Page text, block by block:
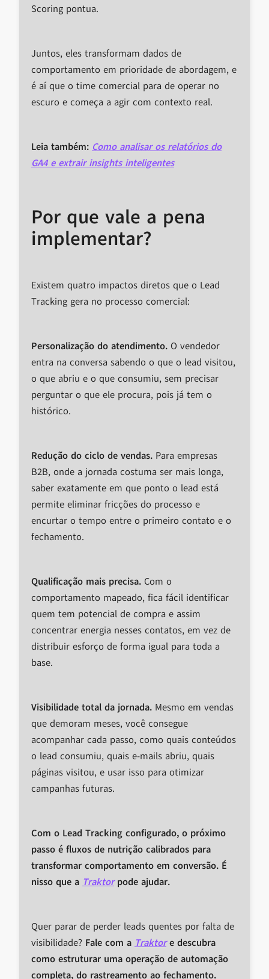
Scoring pontua.
Juntos, eles transformam dados de
comportamento em prioridade de abordagem, e
é aí que o time comercial para de operar no
escuro e começa a agir com contexto real.
Leia também: Como analisar os relatórios do
GA4 e extrair insights inteligentes
Por que vale a pena
implementar?
Existem quatro impactos diretos que o Lead
Tracking gera no processo comercial:
Personalização do atendimento. O vendedor
entra na conversa sabendo o que o lead visitou,
o que abriu e o que consumiu, sem precisar
perguntar o que ele procura, pois já tem o
histórico.
Redução do ciclo de vendas. Para empresas
B2B, onde a jornada costuma ser mais longa,
saber exatamente em que ponto o lead está
permite eliminar fricções do processo e
encurtar o tempo entre o primeiro contato e o
fechamento.
Qualificação mais precisa. Com o
comportamento mapeado, fica fácil identificar
quem tem potencial de compra e assim
concentrar energia nesses contatos, em vez de
distribuir esforço de forma igual para toda a
base.
Visibilidade total da jornada. Mesmo em vendas
que demoram meses, você consegue
acompanhar cada passo, como quais conteúdos
o lead consumiu, quais e-mails abriu, quais
páginas visitou, e usar isso para otimizar
campanhas futuras.
Com o Lead Tracking configurado, o próximo
passo é fluxos de nutrição calibrados para
transformar comportamento em conversão. É
nisso que a Traktorpode ajudar.
Quer parar de perder leads quentes por falta de
visibilidade? Fale com a Traktore descubra
como estruturar uma operação de automação
completa, do rastreamento ao fechamento.